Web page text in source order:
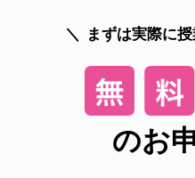
まずは実際に
のお